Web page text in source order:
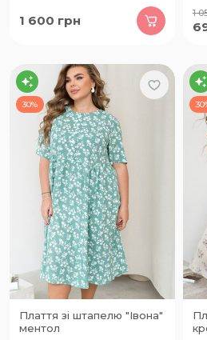
1 600 грн
1
30%
Плаття зі штапелю "Івона"
ментол